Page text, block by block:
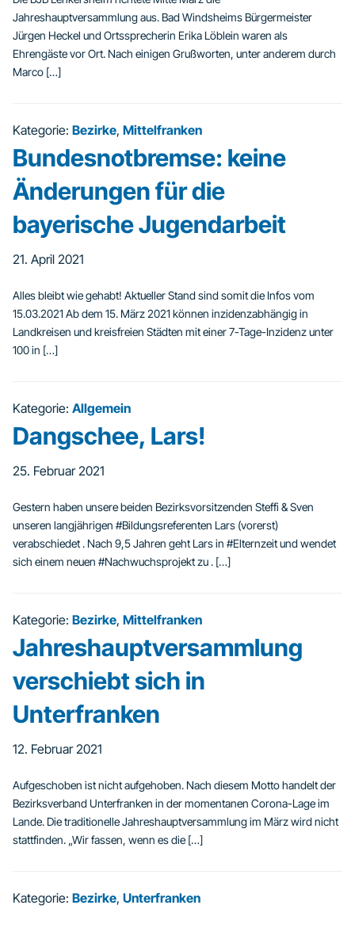
Jahreshauptversammlung aus. Bad Windsheims Bürgermeister
Jürgen Heckel und Ortssprecherin Erika Löblein waren als
Ehrengäste vor Ort. Nach einigen Grußworten, unter anderem durch
Marco […]
Kategorie: Bezirke, Mittelfranken
Bundesnotbremse: keine
Änderungen für die
bayerische Jugendarbeit
21. April 2021
Alles bleibt wie gehabt! Aktueller Stand sind somit die Infos vom
15.03.2021 Ab dem 15. März 2021 können inzidenzabhängig in
Landkreisen und kreisfreien Städten mit einer 7-Tage-Inzidenz unter
100 in […]
Kategorie: Allgemein
Dangschee, Lars!
25. Februar 2021
Gestern haben unsere beiden Bezirksvorsitzenden Steffi & Sven
unseren langjährigen #Bildungsreferenten Lars (vorerst)
verabschiedet . Nach 9,5 Jahren geht Lars in #Elternzeit und wendet
sich einem neuen #Nachwuchsprojekt zu . […]
Kategorie: Bezirke, Mittelfranken
Jahreshauptversammlung
verschiebt sich in
Unterfranken
12. Februar 2021
Aufgeschoben ist nicht aufgehoben. Nach diesem Motto handelt der
Bezirksverband Unterfranken in der momentanen Corona-Lage im
Lande. Die traditionelle Jahreshauptversammlung im März wird nicht
stattfinden. „Wir fassen, wenn es die […]
Kategorie: Bezirke, Unterfranken